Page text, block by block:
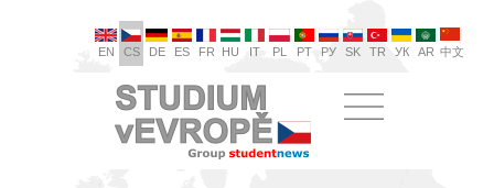
EN CS DE ES FR HU IT PL PT РУ SK TR УК AR 中文